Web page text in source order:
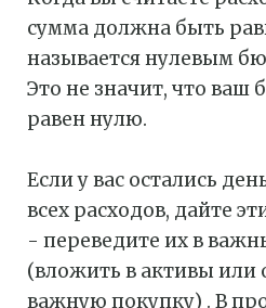
сумма должна быть
называется нулевым
Это не значит, что ваш
равен нулю.
Если у вас остались
всех расходов, дайте
- переведите их в
(вложить в активы или
важную покупку) . В